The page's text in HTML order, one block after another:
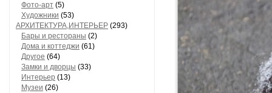
Фото-арт (5)
Художники (53)
АРХИТЕКТУРА,ИНТЕРЬЕР (293)
Бары и рестораны (2)
Дома и коттеджи (61)
Другое (64)
Замки и дворцы (33)
Интерьер (13)
Музеи (26)